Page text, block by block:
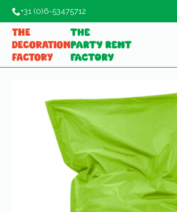
+31 (0)6-53475712